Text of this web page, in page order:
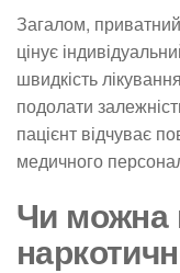
Загалом,
цінує
швидкість
подолати
пацієнт відчуває
медичного
Чи можна